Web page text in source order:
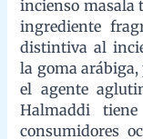
Prohibición
Debido a los
muerte de los
Forestal de la